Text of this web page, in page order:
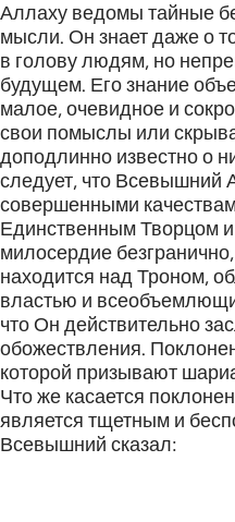
Аллаху ведомы тайные
мысли. Он знает даже о
в голову людям, но
будущем. Его знание
малое, очевидное и
свои помыслы или
доподлинно известно о
следует, что Всевышний
совершенными
Единственным Творцом
милосердие
находится над Троном,
властью и
что Он действительно
обожествления.
которой призывают
Что же касается
является тщетным и
Всевышний сказал: